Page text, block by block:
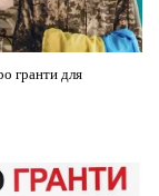
гранти для